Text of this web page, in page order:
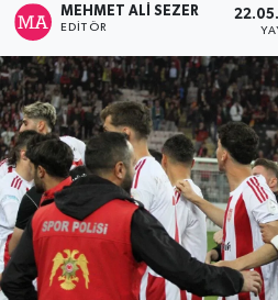
MEHMET ALI SEZER
EDITÖR